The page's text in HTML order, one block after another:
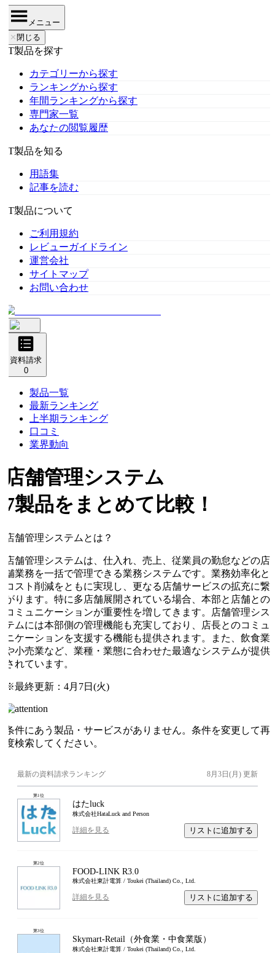
メニュー
閉じる
製品を探す
カテゴリーから探す
ランキングから探す
年間ランキングから探す
専門家一覧
あなたの閲覧履歴
製品を知る
用語集
記事を読む
製品について
ご利用規約
レビューガイドライン
運営会社
サイトマップ
お問い合わせ
資料請求
製品一覧
最新ランキング
上半期ランキング
口コミ
業界動向
舗管理システム
製品をまとめて比較！
舗管理システムとは？
舗管理システムは、仕入れ、売上、従業員の勤怠などの店
業務を一括で管理できる業務システムです。業務効率化と
スト削減をともに実現し、更なる店舗サービスの拡充に繋
ります。特に多店舗展開されている場合、本部と店舗との
ミュニケーションが重要性を増してきます。店舗管理シス
ムには本部側の管理機能も充実しており、店長とのコミュ
ケーションを支援する機能も提供されます。また、飲食業
小売業など、業種・業態に合わせた最適なシステムが提供
れています。
最終更新： 4月7日(火)
件にあう製品・サービスがありません。条件を変更して再
検索してください。
最新の資料請求ランキング 8月3日(月)更新
位
はたluck
株式会社HataLuck and Person
詳細を見る リストに追加する
位
FOOD-LINK R3.0
株式会社東計電算 / Toukei (Thailand) Co., Ltd.
詳細を見る リストに追加する
位
Skymart-Retail（外食業・中食業版）
株式会社東計電算 / Toukei (Thailand) Co., Ltd.